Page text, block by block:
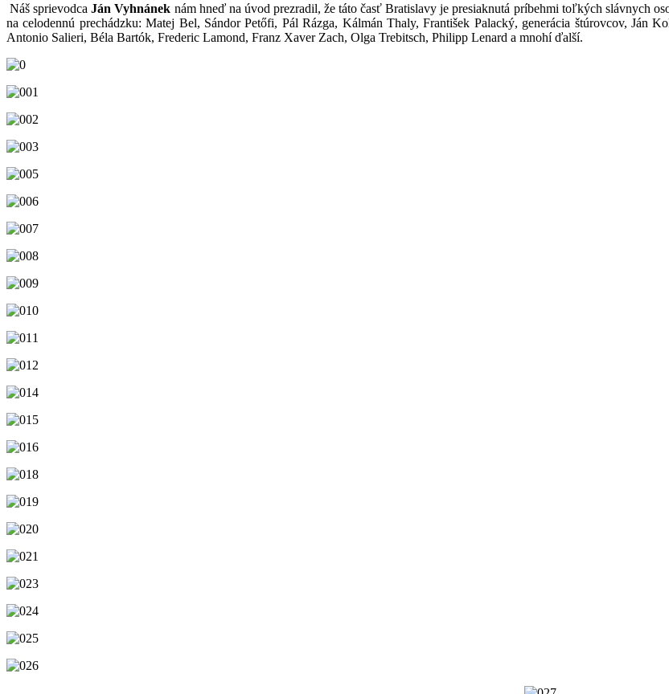
Náš sprievodcaJán Vyhnánek nám hneď na úvod prezradil, že táto časť Bratislavy je presiaknutá príbehmi toľkých slávnych
na celodennú prechádzku: Matej Bel, Sándor Petőfi, Pál Rázga, Kálmán Thaly, František Palacký, generácia štúrovcov, Ján
Antonio Salieri, Béla Bartók, Frederic Lamond, Franz Xaver Zach, Olga Trebitsch, Philipp Lenard a mnohí ďalší.